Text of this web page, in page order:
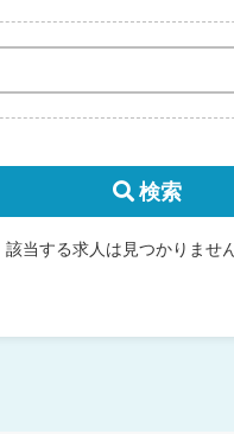
検索
該当する求人は見つかりませ